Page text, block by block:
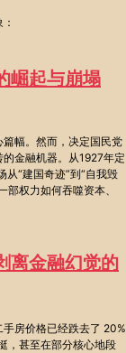
崛起与崩塌
幅。然而，决定国民党
金融机器。从1927年定
“建国奇迹”到“自我毁
权力如何吞噬资本、
离金融幻觉的
房价格已经跌去了 20%
，甚至在部分核心地段